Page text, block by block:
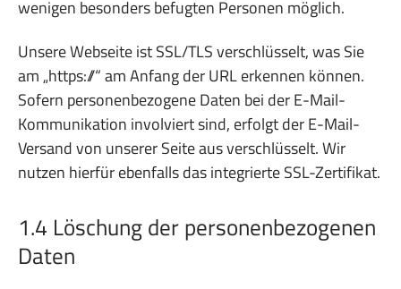
wenigen besonders befugten Personen möglich.
Unsere Webseite ist SSL/TLS verschlüsselt, was Sie
am „https://“ am Anfang der URL erkennen können.
Sofern personenbezogene Daten bei der E-Mail-
Kommunikation involviert sind, erfolgt der E-Mail-
Versand von unserer Seite aus verschlüsselt. Wir
nutzen hierfür ebenfalls das integrierte SSL-Zertifikat.
1.4 Löschung der personenbezogenen
Daten